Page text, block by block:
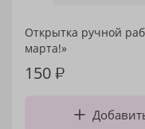
Открытка ручной
марта!»
150₽